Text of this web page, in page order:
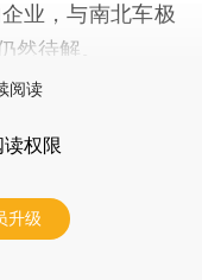
业，与南北车极
然待解。
阅读
读权限
升级